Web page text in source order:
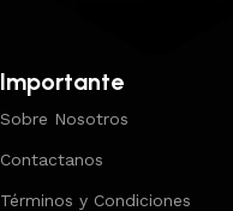
Importante
Sobre Nosotros
Contactanos
Términos y Condiciones